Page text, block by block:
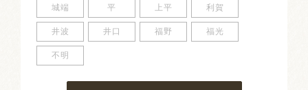
城端
平 上平 利賀
井波 井口 福野 福光
不明